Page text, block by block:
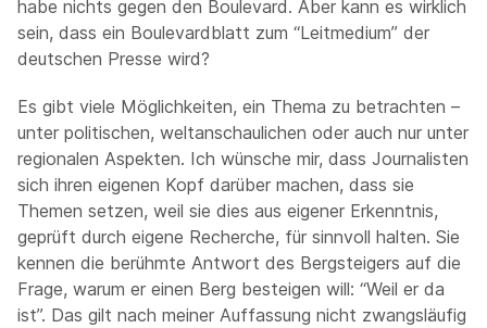
habe nichts gegen den Boulevard. Aber kann es wirklich
sein, dass ein Boulevardblatt zum “Leitmedium” der
deutschen Presse wird?
Es gibt viele Möglichkeiten, ein Thema zu betrachten –
unter politischen, weltanschaulichen oder auch nur unter
regionalen Aspekten. Ich wünsche mir, dass Journalisten
sich ihren eigenen Kopf darüber machen, dass sie
Themen setzen, weil sie dies aus eigener Erkenntnis,
geprüft durch eigene Recherche, für sinnvoll halten. Sie
kennen die berühmte Antwort des Bergsteigers auf die
Frage, warum er einen Berg besteigen will: “Weil er da
ist”. Das gilt nach meiner Auffassung nicht zwangsläufig